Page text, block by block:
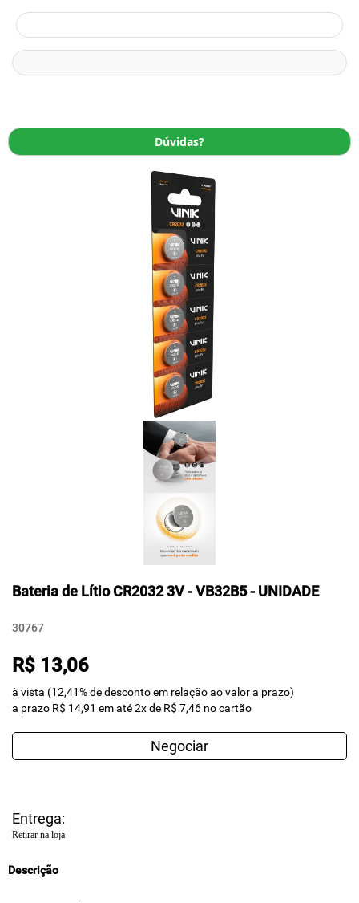
Dúvidas?
Bateria de Lítio CR2032 3V - VB32B5 - UNIDADE
30767
R$ 13,06
à vista (12,41% de desconto em relação ao valor a prazo)
a prazo R$ 14,91 em até 2x de R$ 7,46 no cartão
Negociar
Entrega:
Retirar na loja
Descrição